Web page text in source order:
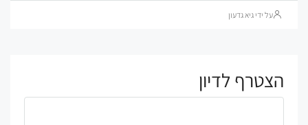
ידי גיא גדעון
לדיון